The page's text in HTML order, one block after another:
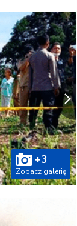
+3
Zobacz galerię